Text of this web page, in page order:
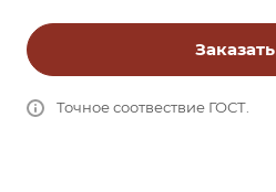
Заказать
Точное соотвествие ГОСТ.